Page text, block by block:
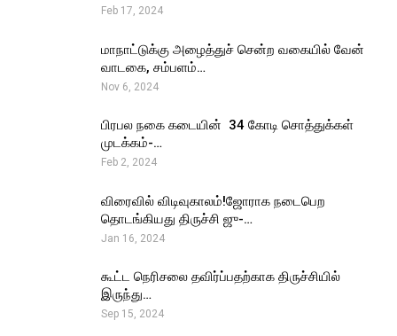
Feb 17, 2024
மாநாட்டுக்கு அழைத்துச் சென்ற வகையில் வேன்
வாடகை, சம்பளம்…
Nov 6, 2024
பிரபல நகை கடையின் ₹ 34 கோடி சொத்துக்கள்
முடக்கம்-…
Feb 2, 2024
விரைவில் விடிவுகாலம்!ஜோராக நடைபெற
தொடங்கியது திருச்சி ஜு-…
Jan 16, 2024
கூட்ட நெரிசலை தவிர்ப்பதற்காக திருச்சியில்
இருந்து…
Sep 15, 2024